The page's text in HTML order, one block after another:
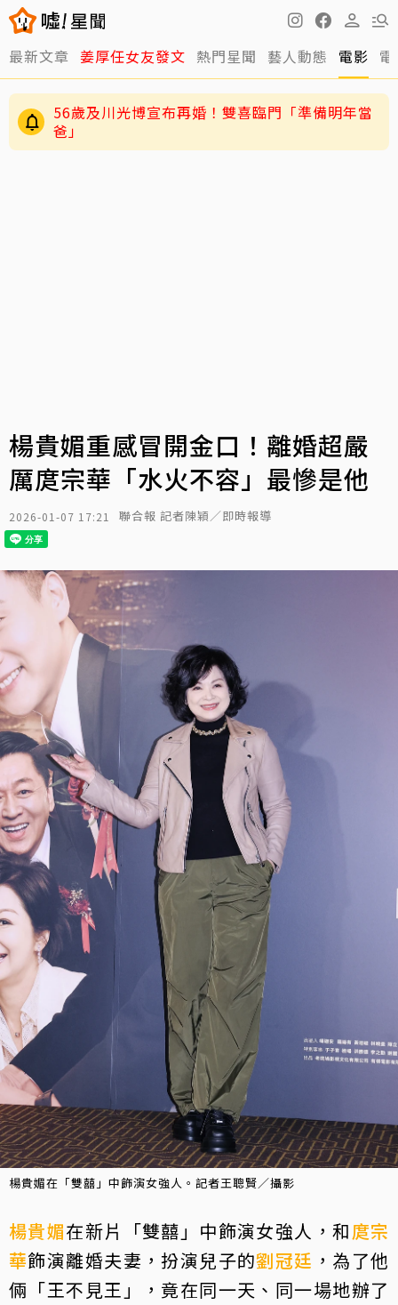
最新文章 姜厚任女友發文 熱門星聞 藝人動態 電影
56歲及川光博宣布再婚！雙喜臨門「準備明年當
爸」
楊貴媚重感冒開金口！離婚超嚴
厲庹宗華「水火不容」最慘是他
2026-01-07 17:21 聯合報 記者陳穎／即時報導
楊貴媚在「雙囍」中飾演女強人。記者王聰賢／攝影
楊貴媚在新片「雙囍」中飾演女強人，和庹宗
華飾演離婚夫妻，扮演兒子的劉冠廷 ，為了他
倆「王不見王」，竟在同一天、同一場地辦了